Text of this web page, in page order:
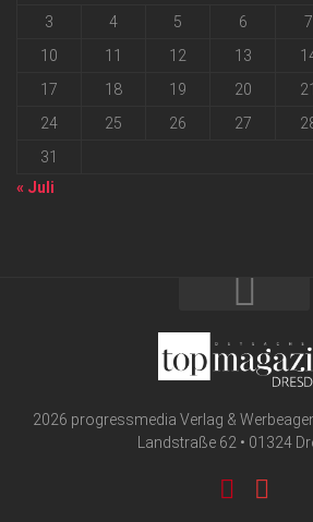
3
4 5 6 7
10
11 12 13
17
18 19 20 21
24
25 26 27
31
« Juli
2026 progressmedia Verlag &
Landstraße 62 • 01324